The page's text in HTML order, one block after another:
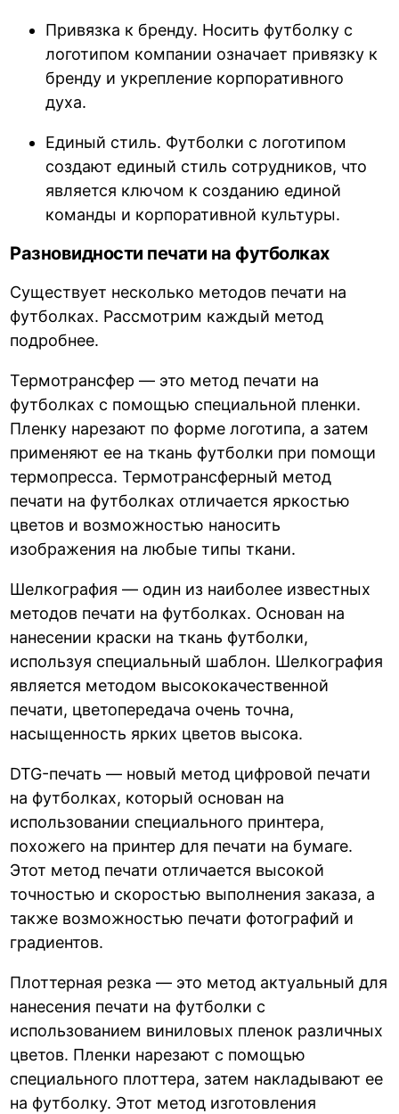
Привязка к бренду. Носить футболку с
логотипом компании означает привязку к
бренду и укрепление корпоративного
духа.
Единый стиль. Футболки с логотипом
создают единый стиль сотрудников, что
является ключом к созданию единой
команды и корпоративной культуры.
Разновидности печати на футболках
Существует несколько методов печати на
футболках. Рассмотрим каждый метод
подробнее.
Термотрансфер — это метод печати на
футболках с помощью специальной пленки.
Пленку нарезают по форме логотипа, а затем
применяют ее на ткань футболки при помощи
термопресса. Термотрансферный метод
печати на футболках отличается яркостью
цветов и возможностью наносить
изображения на любые типы ткани.
Шелкография — один из наиболее известных
методов печати на футболках. Основан на
нанесении краски на ткань футболки,
используя специальный шаблон. Шелкография
является методом высококачественной
печати, цветопередача очень точна,
насыщенность ярких цветов высока.
DTG-печать — новый метод цифровой печати
на футболках, который основан на
использовании специального принтера,
похожего на принтер для печати на бумаге.
Этот метод печати отличается высокой
точностью и скоростью выполнения заказа, а
также возможностью печати фотографий и
градиентов.
Плоттерная резка — это метод актуальный для
нанесения печати на футболки с
использованием виниловых пленок различных
цветов. Пленки нарезают с помощью
специального плоттера, затем накладывают ее
на футболку. Этот метод изготовления